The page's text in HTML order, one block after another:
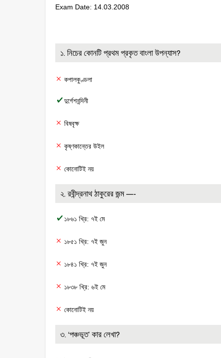
Exam Date: 14.03.2008
১. নিচের কোনটি প্রথম প্রকৃত বাংলা উপন্যাস?
কপালকুণ্ডলা
দুর্গেশনন্দিনী
বিষবৃক্ষ
কৃষ্ণকান্তের উইল
কোনোটিই নয়
২. রবীন্দ্রনাথ ঠাকুরের জন্ম —-
১৮৬১ খ্রি: ৭ই মে
১৮৫১ খ্রি: ৭ই জুন
১৮৪১ খ্রি: ৭ই জুন
১৮৩৮ খ্রি: ৬ই মে
কোনোটিই নয়
৩. ‘পঞ্চভূত’ কার লেখা?